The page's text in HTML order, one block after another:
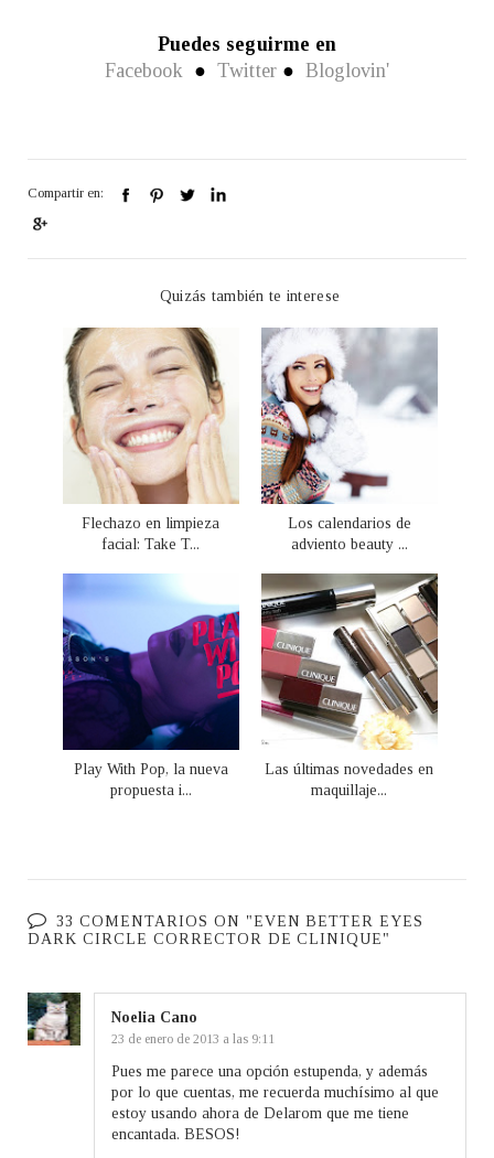
Puedes seguirme en
Facebook ● Twitter ● Bloglovin'
Compartir en:
Quizás también te interese
Flechazo en limpieza
facial: Take T...
Los calendarios de
adviento beauty ...
Play With Pop, la nueva
propuesta i...
Las últimas novedades en
maquillaje...
33 COMENTARIOS ON "EVEN BETTER EYES
DARK CIRCLE CORRECTOR DE CLINIQUE"
Noelia Cano
23 de enero de 2013 a las 9:11
Pues me parece una opción estupenda, y además
por lo que cuentas, me recuerda muchísimo al que
estoy usando ahora de Delarom que me tiene
encantada. BESOS!